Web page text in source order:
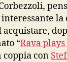
la
acquistare,
“Rava plays
coppia con